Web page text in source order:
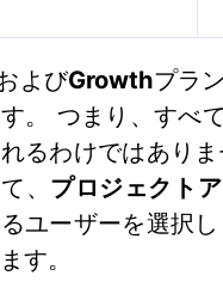
よびGrowthプラ
。 つまり、すべ
るわけではありま
、 プロジェクト
ユーザーを選択
す。